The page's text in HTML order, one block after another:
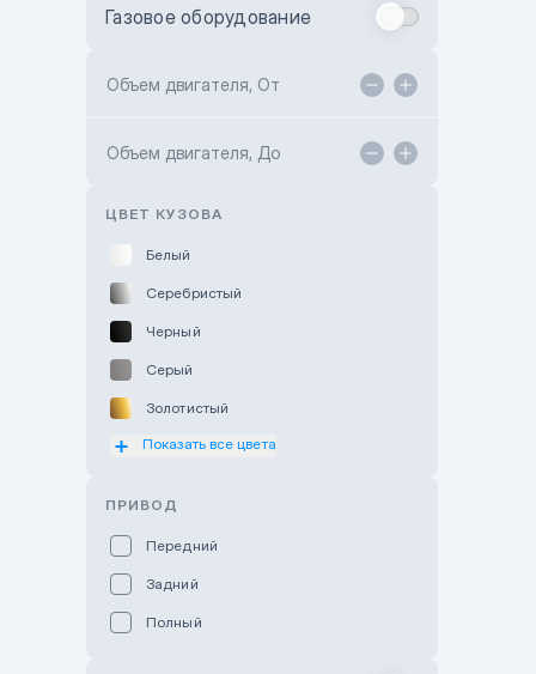
Toyota Kokshetau
Hyundai ShymCity
Газовое оборудование
Объем двигателя, От
Объем двигателя, До
ЦВЕТ КУЗОВА
Белый
Серебристый
Черный
Серый
Золотистый
Оранжевый
Показать все цвета
ПРИВОД
Передний
Задний
Полный